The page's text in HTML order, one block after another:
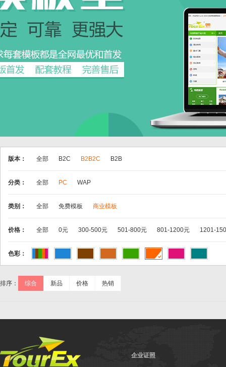
版本： 全部 B2C B2B2C B2B
分类： 全部 PC WAP
类别： 全部 免费模板 商业模板
价格： 全部 0元 300-500元 501-800元 801-1200元 1201-
色彩：
排序： 综合 新品 价格 热销
企业证照